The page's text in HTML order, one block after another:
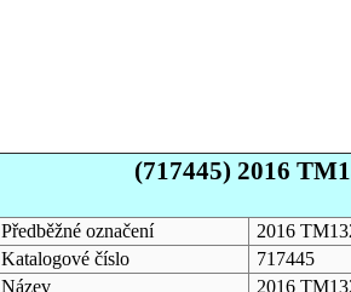
(717445) 2016
Předběžné označení
2016
Katalogové číslo
717445
Název
2016